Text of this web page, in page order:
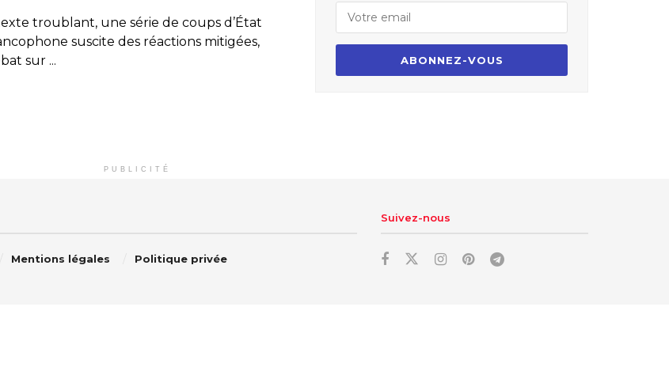
troublant, une série de coups d’État
suscite des réactions mitigées,
sur ...
PUBLICITÉ
Mentions légales Politique privée
Suivez-nous